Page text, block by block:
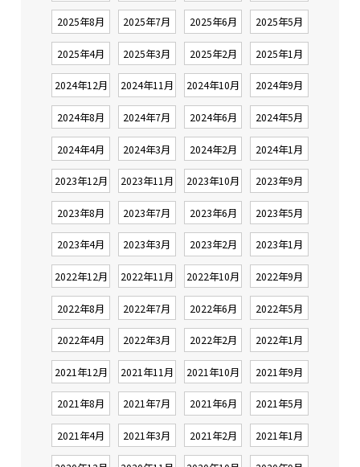
2025年8月 2025年7月 2025年6月 2025年5月
2025年4月 2025年3月 2025年2月 2025年1月
2024年12月 2024年11月 2024年10月 2024年9月
2024年8月 2024年7月 2024年6月 2024年5月
2024年4月 2024年3月 2024年2月 2024年1月
2023年12月 2023年11月 2023年10月 2023年9月
2023年8月 2023年7月 2023年6月 2023年5月
2023年4月 2023年3月 2023年2月 2023年1月
2022年12月 2022年11月 2022年10月 2022年9月
2022年8月 2022年7月 2022年6月 2022年5月
2022年4月 2022年3月 2022年2月 2022年1月
2021年12月 2021年11月 2021年10月 2021年9月
2021年8月 2021年7月 2021年6月 2021年5月
2021年4月 2021年3月 2021年2月 2021年1月